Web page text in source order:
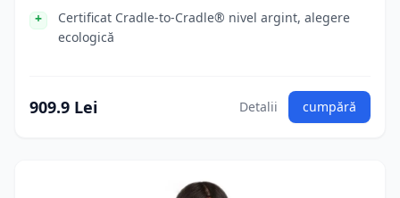
Certificat Cradle-to-Cradle® nivel argint, alegere
ecologică
909.9 Lei Detalii cumpără